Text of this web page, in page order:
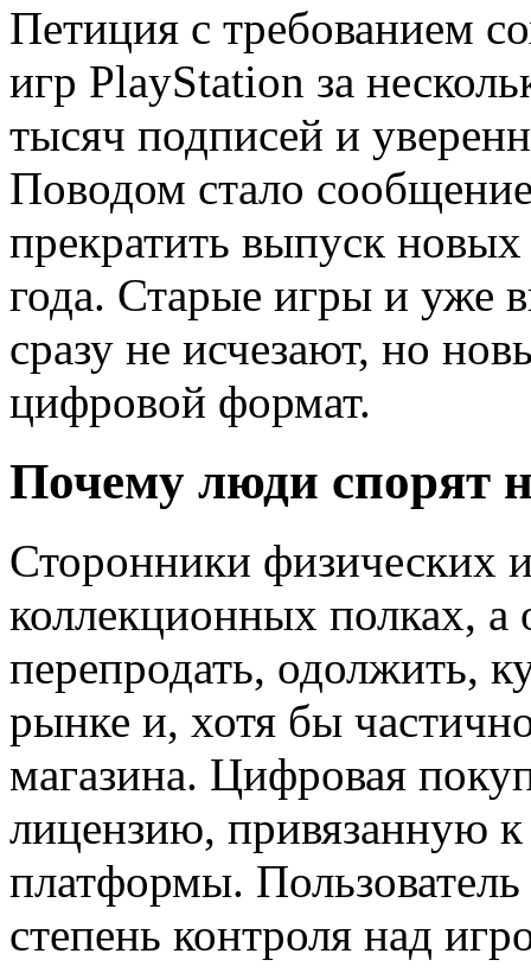
Петиция с требованием
игр PlayStation за
тысяч подписей и
Поводом стало
прекратить выпуск
года. Старые игры и уже
сразу не исчезают, но
цифровой формат.
Почему люди спорят
Сторонники физических
коллекционных полках,
перепродать, одолжить,
рынке и, хотя бы
магазина. Цифровая
лицензию, привязанную
платформы.
степень контроля над